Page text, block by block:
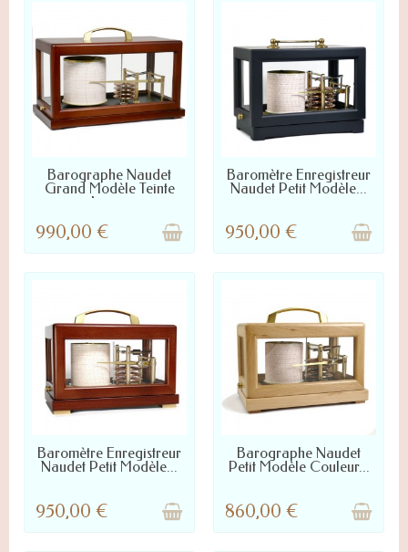
LIVRÉ SOUS 2 À 4 JOURS
Barographe Naudet
Grand Modèle Teinte
Acajou
990,00 €
LIVRÉ SOUS 2 À 4 JOURS
Baromètre Enregistreur
Naudet Petit Modèle...
950,00 €
LIVRÉ SOUS 2 À 4 JOURS
Baromètre Enregistreur
Naudet Petit Modèle...
950,00 €
LIVRÉ SOUS 2 À 4 JOURS
Barographe Naudet
Petit Modèle Couleur...
860,00 €